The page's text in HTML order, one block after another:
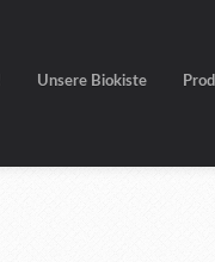
Unsere Biokiste